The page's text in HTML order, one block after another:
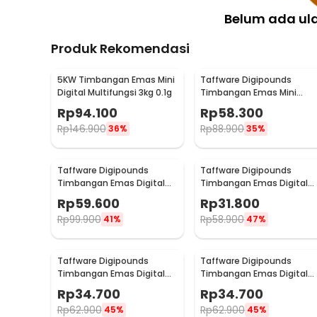
Belum ada
Produk Rekomendasi
5KW Timbangan Emas Mini
Digital Multifungsi 3kg 0.1g
Rp94.100
Rp146.900 36%
Taffware Digipounds
Timbangan Emas Mini
Digital Multifungsi 500g
0.1g - EK518
Rp58.300
Rp88.90035%
Taffware Digipounds
Timbangan Emas Digital
Mini 7 Units 0.01g 500g -
UF200H
Rp59.600
Rp99.900 41%
Taffware Digipounds
Timbangan Emas Digital
Mini 5 Units 0.01g 200g -
MH-200
Rp31.800
Rp58.900 47%
Taffware Digipounds
Timbangan Emas Digital
Mini 7 Units 0.01g 500g -
SC-13 / VSW0083
Rp34.700
Rp62.900 45%
Taffware Digipounds
Timbangan Emas Digital
Mini 7 Units 0.01g 200g -
SC-13 / VSW0083
Rp34.700
Rp62.900 45%